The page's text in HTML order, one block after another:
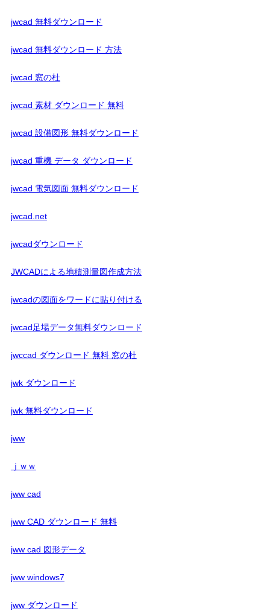
jwcad 無料ダウンロード
jwcad 無料ダウンロード 方法
jwcad 窓の杜
jwcad 素材 ダウンロード 無料
jwcad 設備図形 無料ダウンロード
jwcad 重機 データ ダウンロード
jwcad 電気図面 無料ダウンロード
jwcad.net
jwcadダウンロード
JWCADによる地積測量図作成方法
jwcadの図面をワードに貼り付ける
jwcad足場データ無料ダウンロード
jwccad ダウンロード 無料 窓の杜
jwk ダウンロード
jwk 無料ダウンロード
jww
ｊｗｗ
jww cad
jww CAD ダウンロード 無料
jww cad 図形データ
jww windows7
jww ダウンロード